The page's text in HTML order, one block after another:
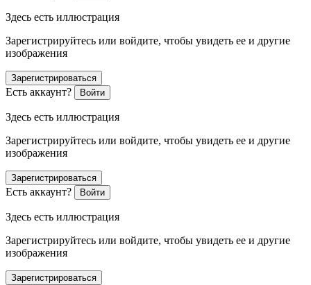
Здесь есть иллюстрация
Зарегистрируйтесь или войдите, чтобы увидеть ее и другие
изображения
Зарегистрироваться
Есть аккаунт? Войти
Здесь есть иллюстрация
Зарегистрируйтесь или войдите, чтобы увидеть ее и другие
изображения
Зарегистрироваться
Есть аккаунт? Войти
Здесь есть иллюстрация
Зарегистрируйтесь или войдите, чтобы увидеть ее и другие
изображения
Зарегистрироваться